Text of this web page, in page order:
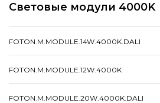
Световые модули 4000K
FOTON.​M.​MODULE.14W.4000K.DALI
FOTON.​M.​MODULE.12W.4000K
FOTON.​M.​MODULE.20W.4000K.DALI